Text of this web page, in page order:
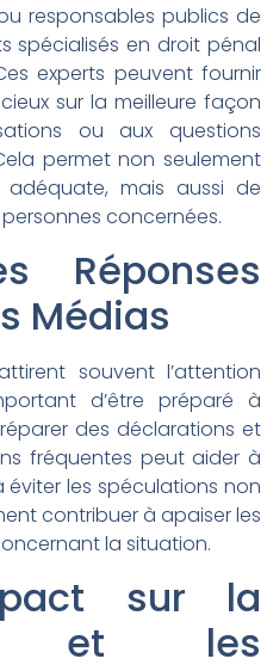
responsables publics de
spécialisés en droit pénal
experts peuvent fournir
sur la meilleure façon
ou aux questions
permet non seulement
mais aussi de
concernées.
Réponses
Médias
souvent l’attention
d’être préparé à
des déclarations et
fréquentes peut aider à
éviter les spéculations non
contribuer à apaiser les
la situation.
sur la
et les